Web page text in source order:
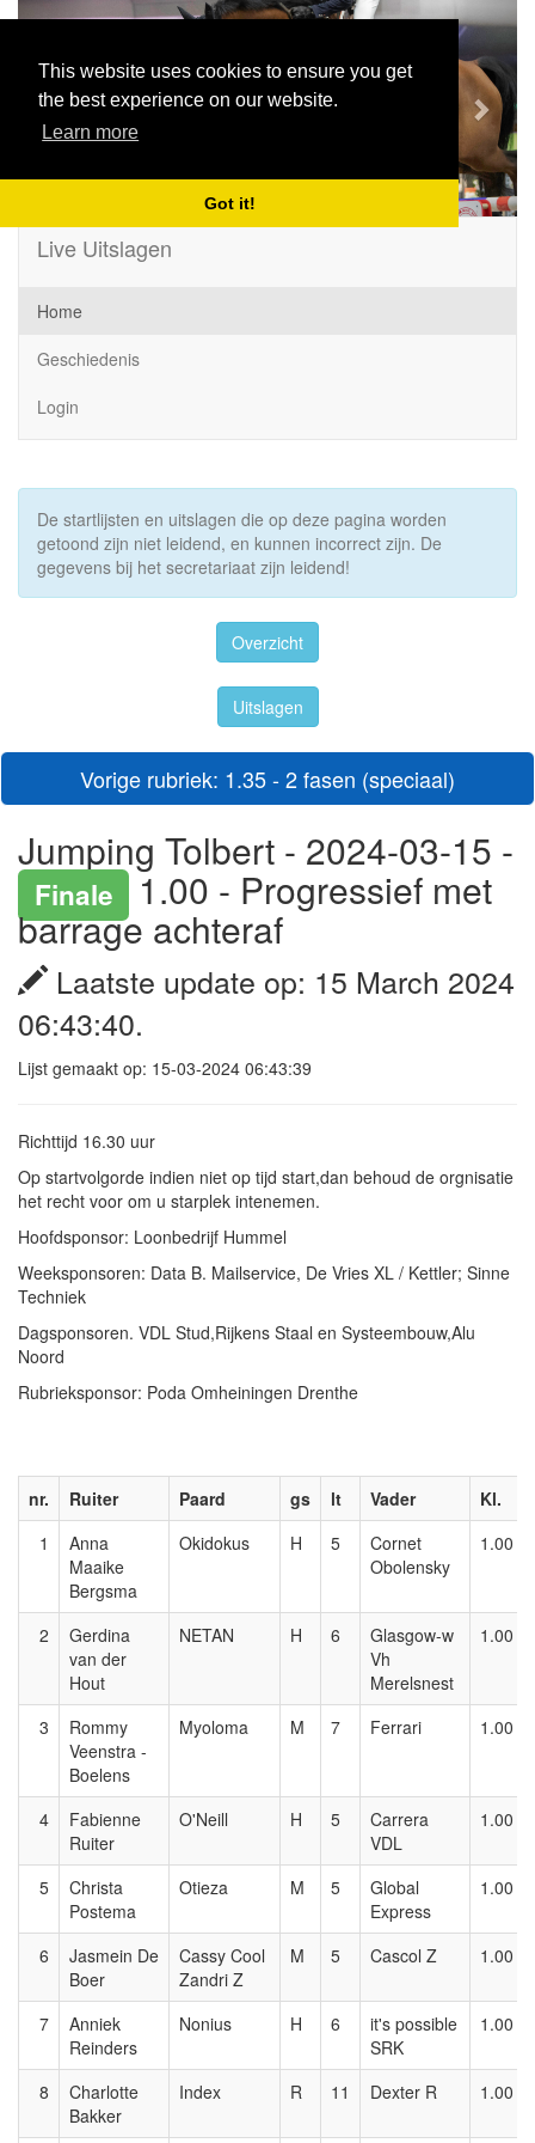
This website uses cookies to ensure you get
the best experience on our website.
Learn more
Got it!
Previous Next
Live Uitslagen
Home
Geschiedenis
Login
De startlijsten en uitslagen die op deze pagina worden
getoond zijn niet leidend, en kunnen incorrect zijn. De
gegevens bij het secretariaat zijn leidend!
Overzicht
Uitslagen
Vorige rubriek: 1.35 - 2 fasen (speciaal)
Jumping Tolbert - 2024-03-15 -
Finale 1.00 - Progressief met
barrage achteraf
Laatste update op: 15 March 2024
06:43:40.
Lijst gemaakt op: 15-03-2024 06:43:39
Richttijd 16.30 uur
Op startvolgorde indien niet op tijd start,dan behoud de orgnisatie
het recht voor om u starplek intenemen.
Hoofdsponsor: Loonbedrijf Hummel
Weeksponsoren: Data B. Mailservice, De Vries XL / Kettler; Sinne
Techniek
Dagsponsoren. VDL Stud,Rijkens Staal en Systeembouw,Alu
Noord
Rubrieksponsor: Poda Omheiningen Drenthe
nr. Ruiter Paard gs lt Vader Kl.
1
Anna
Maaike
Bergsma
Okidokus H 5
Cornet
Obolensky
1.00
2
Gerdina
van der
Hout
NETAN H 6
Glasgow-w
Vh
Merelsnest
1.00
3
Rommy
Veenstra -
Boelens
Myoloma M 7 Ferrari 1.00
4
Fabienne
Ruiter
O'Neill H 5
Carrera
VDL
1.00
5
Christa
Postema
Otieza M 5
Global
Express
1.00
6
Jasmein De
Boer
Cassy Cool
Zandri Z
M 5 Cascol Z 1.00
7
Anniek
Reinders
Nonius H 6
it's possible
SRK
1.00
8
Charlotte
Bakker
Index R 11 Dexter R 1.00